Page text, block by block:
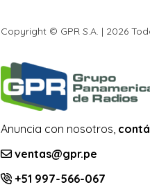
Copyright © GPR S.A. | 2026
Anuncia con nosotros,
ventas@gpr.pe
+51 997-566-067